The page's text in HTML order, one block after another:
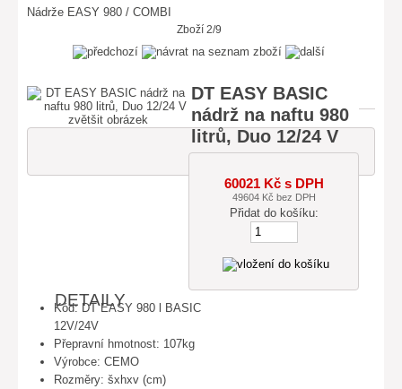
Nádrže EASY 980 / COMBI
Zboží 2/9
zvětšit obrázek
DT EASY BASIC
nádrž na naftu 980
litrů, Duo 12/24 V
60021 Kč s DPH
49604 Kč bez DPH
DETAILY
Kód: DT EASY 980 l BASIC
12V/24V
Přepravní hmotnost: 107kg
Výrobce: CEMO
Rozměry: šxhxv (cm)